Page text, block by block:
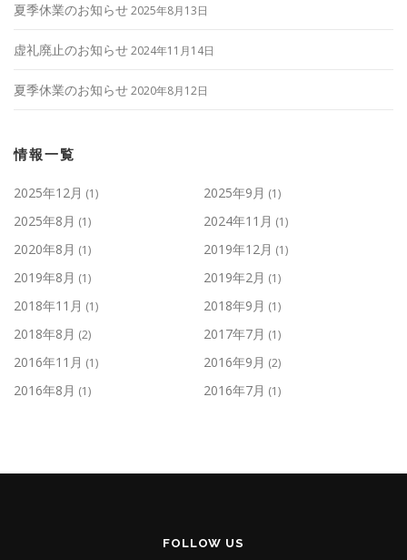
夏季休業のお知らせ2025年8月13日
虚礼廃止のお知らせ2024年11月14日
夏季休業のお知らせ2020年8月12日
情報一覧
2025年12月 (1) 2025年9月 (1)
2025年8月 (1) 2024年11月 (1)
2020年8月 (1) 2019年12月 (1)
2019年8月 (1) 2019年2月 (1)
2018年11月 (1) 2018年9月 (1)
2018年8月 (2) 2017年7月 (1)
2016年11月 (1) 2016年9月 (2)
2016年8月 (1) 2016年7月 (1)
FOLLOW US